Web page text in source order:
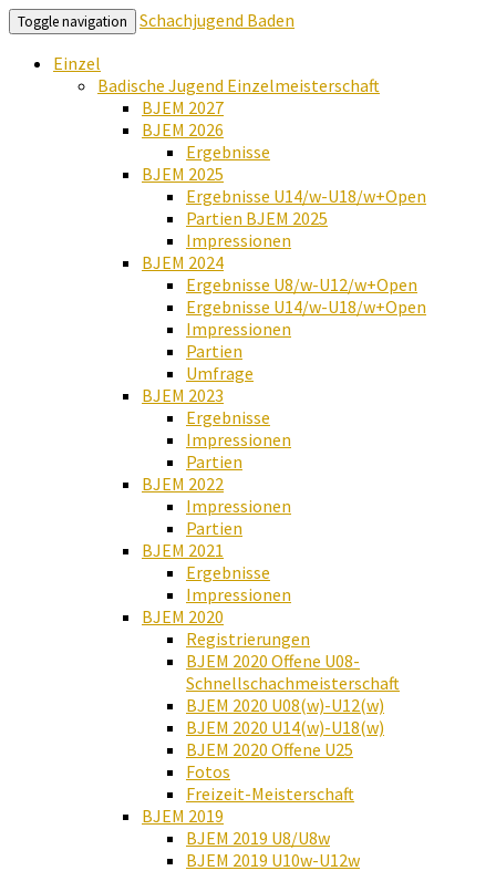
Toggle navigation
Schachjugend Baden
Einzel
Badische Jugend Einzelmeisterschaft
BJEM 2027
BJEM 2026
Ergebnisse
BJEM 2025
Ergebnisse U14/w-U18/w+Open
Partien BJEM 2025
Impressionen
BJEM 2024
Ergebnisse U8/w-U12/w+Open
Ergebnisse U14/w-U18/w+Open
Impressionen
Partien
Umfrage
BJEM 2023
Ergebnisse
Impressionen
Partien
BJEM 2022
Impressionen
Partien
BJEM 2021
Ergebnisse
Impressionen
BJEM 2020
Registrierungen
BJEM 2020 Offene U08-
Schnellschachmeisterschaft
BJEM 2020 U08(w)-U12(w)
BJEM 2020 U14(w)-U18(w)
BJEM 2020 Offene U25
Fotos
Freizeit-Meisterschaft
BJEM 2019
BJEM 2019 U8/U8w
BJEM 2019 U10w-U12w